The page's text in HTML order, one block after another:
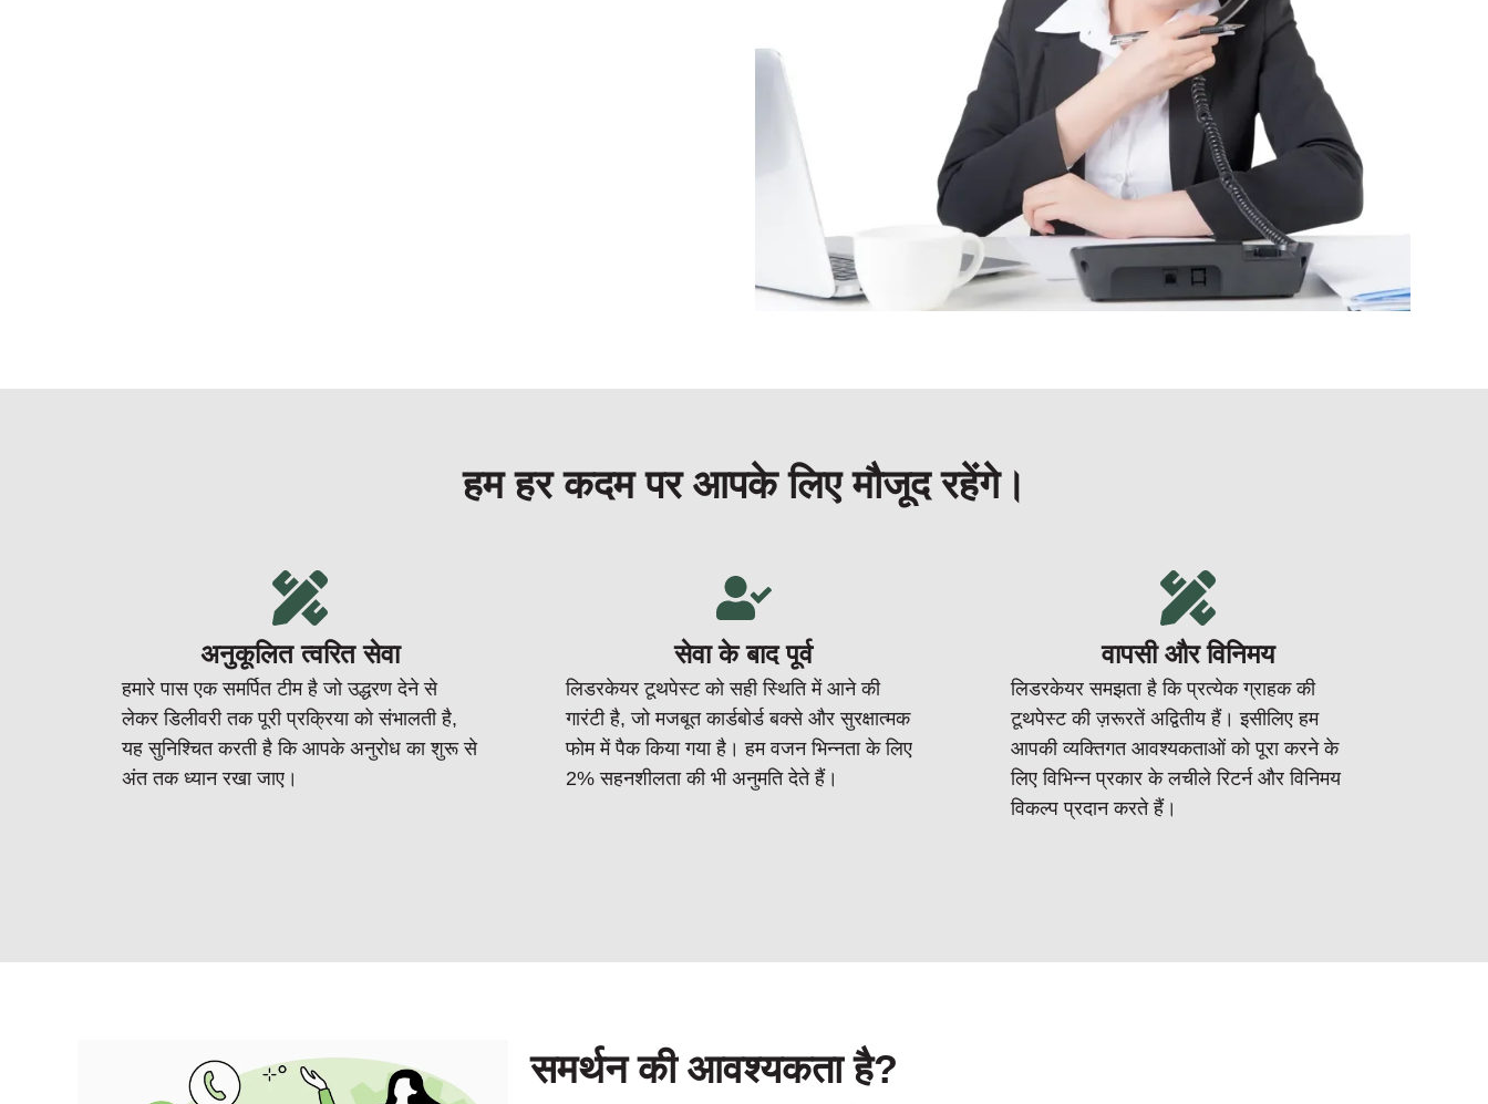
हम हर कदम पर आपके लिए मौजूद रहेंगे।
अनुकूलित त्वरित सेवा
हमारे पास एक समर्पित टीम है जो उद्धरण देने से
लेकर डिलीवरी तक पूरी प्रक्रिया को संभालती है,
यह सुनिश्चित करती है कि आपके अनुरोध का शुरू से
अंत तक ध्यान रखा जाए।
सेवा के बाद पूर्व
लिडरकेयर टूथपेस्ट को सही स्थिति में आने की
गारंटी है, जो मजबूत कार्डबोर्ड बक्से और सुरक्षात्मक
फोम में पैक किया गया है। हम वजन भिन्नता के लिए
2% सहनशीलता की भी अनुमति देते हैं।
वापसी और विनिमय
लिडरकेयर समझता है कि प्रत्येक ग्राहक की
टूथपेस्ट की ज़रूरतें अद्वितीय हैं। इसीलिए हम
आपकी व्यक्तिगत आवश्यकताओं को पूरा करने के
लिए विभिन्न प्रकार के लचीले रिटर्न और विनिमय
विकल्प प्रदान करते हैं।
समर्थन की आवश्यकता है?